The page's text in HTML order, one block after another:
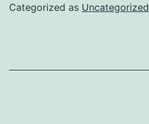
Categorized as Uncategorized